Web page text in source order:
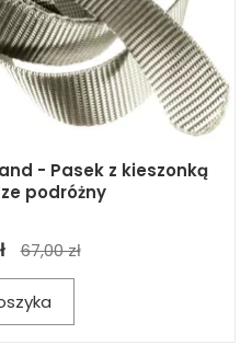
- Pasek z kieszonką
podróżny
67,00 zł